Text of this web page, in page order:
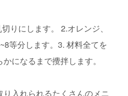
りにします。 2.オレンジ、
等分します。3. 材料全てを
になるまで攪拌します。
入れられるたくさんのメニ